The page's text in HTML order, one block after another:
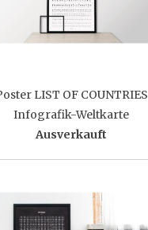
LIST OF COUNTRIES
Infografik-Weltkarte
Ausverkauft